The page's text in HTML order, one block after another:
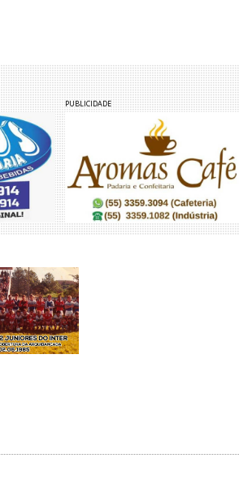
PUBLICIDADE